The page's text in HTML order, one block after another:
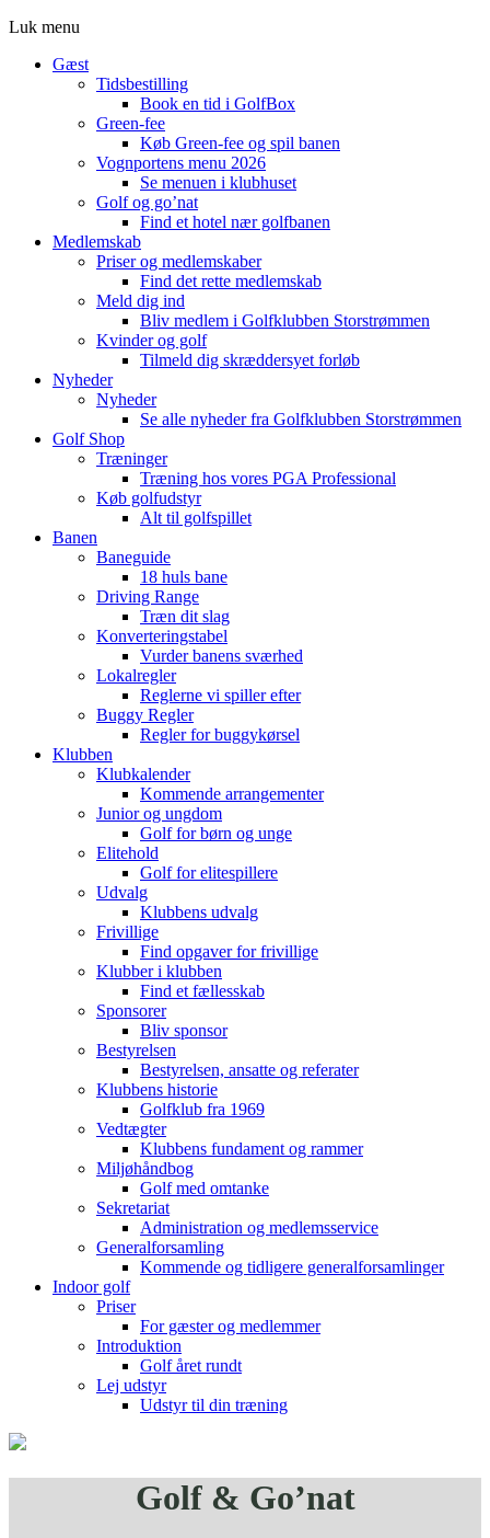
Luk menu
Gæst
Tidsbestilling
Book en tid i GolfBox
Green-fee
Køb Green-fee og spil banen
Vognportens menu 2026
Se menuen i klubhuset
Golf og go’nat
Find et hotel nær golfbanen
Medlemskab
Priser og medlemskaber
Find det rette medlemskab
Meld dig ind
Bliv medlem i Golfklubben Storstrømmen
Kvinder og golf
Tilmeld dig skræddersyet forløb
Nyheder
Nyheder
Se alle nyheder fra Golfklubben Storstrømmen
Golf Shop
Træninger
Træning hos vores PGA Professional
Køb golfudstyr
Alt til golfspillet
Banen
Baneguide
18 huls bane
Driving Range
Træn dit slag
Konverteringstabel
Vurder banens sværhed
Lokalregler
Reglerne vi spiller efter
Buggy Regler
Regler for buggykørsel
Klubben
Klubkalender
Kommende arrangementer
Junior og ungdom
Golf for børn og unge
Elitehold
Golf for elitespillere
Udvalg
Klubbens udvalg
Frivillige
Find opgaver for frivillige
Klubber i klubben
Find et fællesskab
Sponsorer
Bliv sponsor
Bestyrelsen
Bestyrelsen, ansatte og referater
Klubbens historie
Golfklub fra 1969
Vedtægter
Klubbens fundament og rammer
Miljøhåndbog
Golf med omtanke
Sekretariat
Administration og medlemsservice
Generalforsamling
Kommende og tidligere generalforsamlinger
Indoor golf
Priser
For gæster og medlemmer
Introduktion
Golf året rundt
Lej udstyr
Udstyr til din træning
Golf & Go’nat